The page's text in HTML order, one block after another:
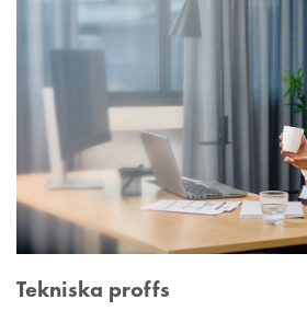
Tekniska proffs